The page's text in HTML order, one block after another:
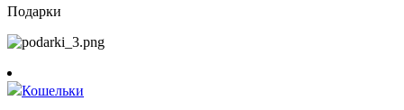
Подарки
Кошельки